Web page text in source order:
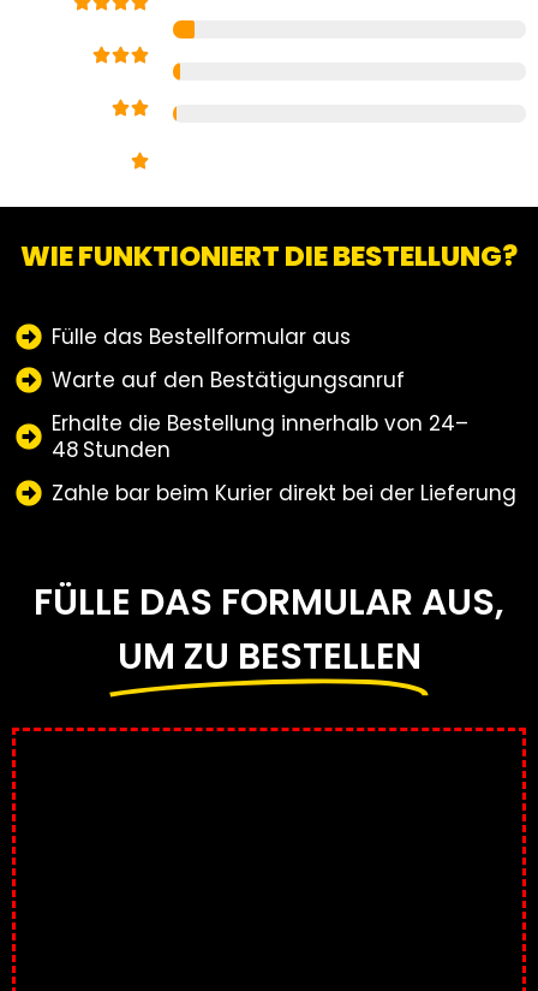
WIE FUNKTIONIERT DIE BESTELLUNG?
Fülle das Bestellformular aus
Warte auf den Bestätigungsanruf
Erhalte die Bestellung innerhalb von 24–
48 Stunden
Zahle bar beim Kurier direkt bei der Lieferung
FÜLLE DAS FORMULAR AUS,
UM ZU BESTELLEN